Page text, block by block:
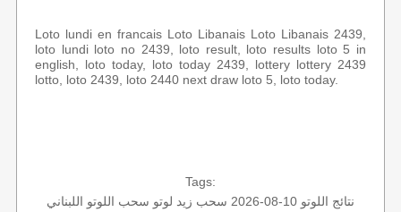
Loto lundi en francais Loto Libanais Loto Libanais 2439,
loto lundi loto no 2439, loto result, loto results loto 5 in
english, loto today, loto today 2439, lottery lottery 2439
lotto, loto 2439, loto 2440 next draw loto 5, loto today.
Tags:
نتائج اللوتو 10-08-2026
سحب زيد لوتو سحب اللوتو اللبناني